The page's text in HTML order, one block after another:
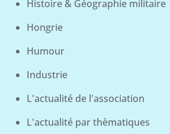
Histoire & Géographie militaire
Hongrie
Humour
Industrie
L'actualité de l'association
L'actualité par thèmatiques